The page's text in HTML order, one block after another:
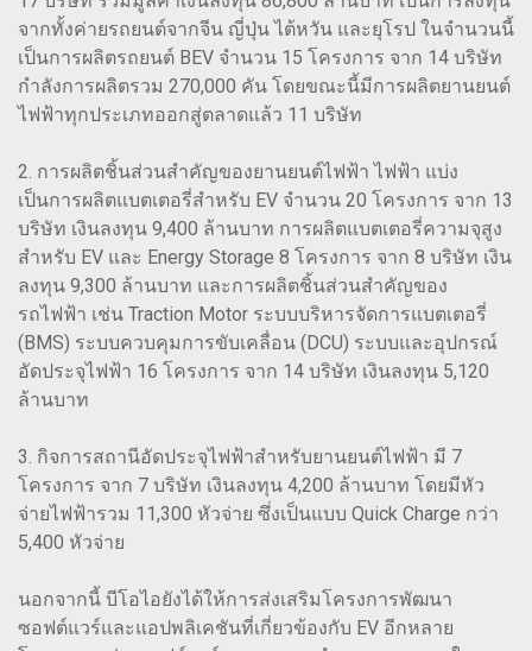
จากทั้งค่ายรถยนต์จากจีน ญี่ปุ่น ไต้หวัน และยุโรป ในจำนวนนี้
เป็นการผลิตรถยนต์ BEV จำนวน 15 โครงการ จาก 14 บริษัท
กำลังการผลิตรวม 270,000 คัน โดยขณะนี้มีการผลิตยานยนต์
ไฟฟ้าทุกประเภทออกสู่ตลาดแล้ว 11 บริษัท
2. การผลิตชิ้นส่วนสำคัญของยานยนต์ไฟฟ้า ไฟฟ้า แบ่ง
เป็นการผลิตแบตเตอรี่สำหรับ EV จำนวน 20 โครงการ จาก 13
บริษัท เงินลงทุน 9,400 ล้านบาท การผลิตแบตเตอรี่ความจุสูง
สำหรับ EV และ Energy Storage 8 โครงการ จาก 8 บริษัท เงิน
ลงทุน 9,300 ล้านบาท และการผลิตชิ้นส่วนสำคัญของ
รถไฟฟ้า เช่น Traction Motor ระบบบริหารจัดการแบตเตอรี่
(BMS) ระบบควบคุมการขับเคลื่อน (DCU) ระบบและอุปกรณ์
อัดประจุไฟฟ้า 16 โครงการ จาก 14 บริษัท เงินลงทุน 5,120
ล้านบาท
3. กิจการสถานีอัดประจุไฟฟ้าสำหรับยานยนต์ไฟฟ้า มี 7
โครงการ จาก 7 บริษัท เงินลงทุน 4,200 ล้านบาท โดยมีหัว
จ่ายไฟฟ้ารวม 11,300 หัวจ่าย ซึ่งเป็นแบบ Quick Charge กว่า
5,400 หัวจ่าย
นอกจากนี้ บีโอไอยังได้ให้การส่งเสริมโครงการพัฒนา
ซอฟต์แวร์และแอปพลิเคชันที่เกี่ยวข้องกับ EV อีกหลาย